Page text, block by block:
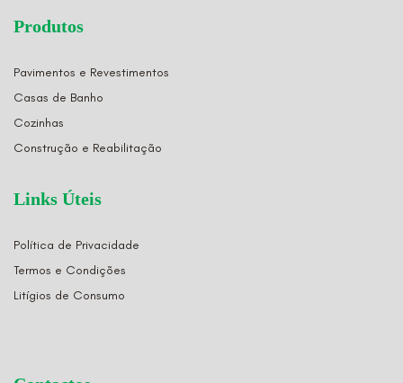
Produtos
Pavimentos e Revestimentos
Casas de Banho
Cozinhas
Construção e Reabilitação
Links Úteis
Política de Privacidade
Termos e Condições
Litígios de Consumo